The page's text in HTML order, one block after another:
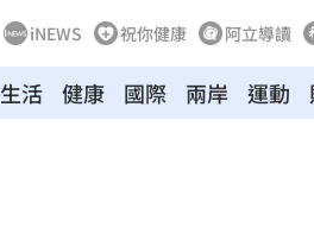
iNEWS 祝你健康 阿立導讀
生活 健康 國際 兩岸 運動